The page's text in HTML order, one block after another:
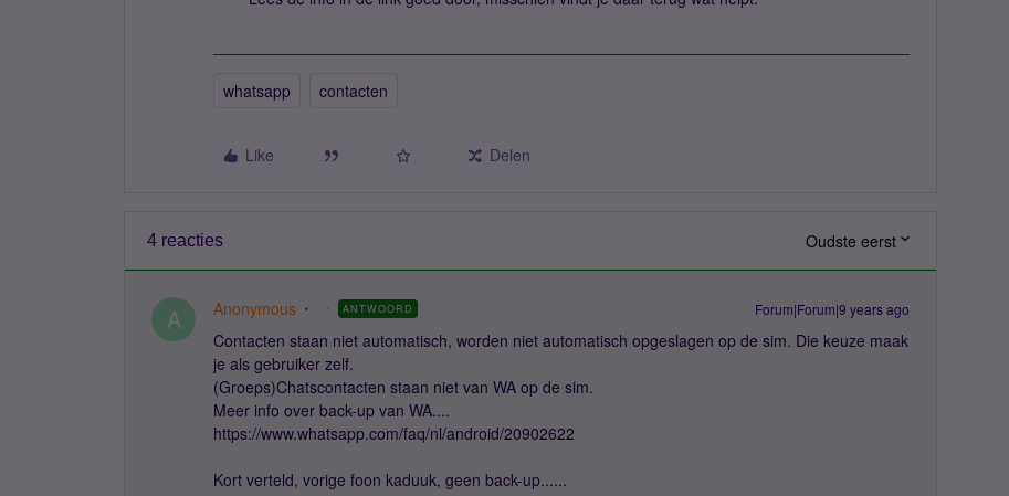
whatsapp contacten
Like Delen
4 reacties Oudste eerst
A Anonymous ANTWOORD Forum|Forum|9 years ago
Contacten staan niet automatisch, worden niet automatisch opgeslagen op de sim. Die keuze maak
je als gebruiker zelf.
(Groeps)Chatscontacten staan niet van WA op de sim.
Meer info over back-up van WA....
https://www.whatsapp.com/faq/nl/android/20902622
Kort verteld, vorige foon kaduuk, geen back-up......